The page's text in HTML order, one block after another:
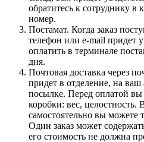
обратитесь к сотруднику в
номер.
Постамат. Когда заказ
телефон или e-mail придет
оплатить в терминале
дня.
Почтовая доставка через
придет в отделение, на
посылке. Перед оплатой
коробки: вес, целостность.
самостоятельно вы можете
Один заказ может
его стоимость не должна